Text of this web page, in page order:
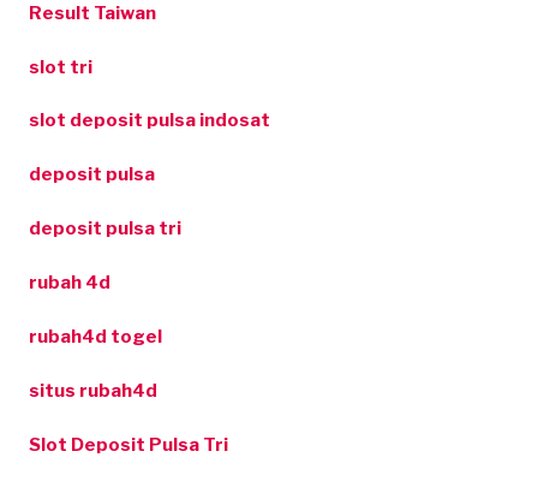
Result Taiwan
slot tri
slot deposit pulsa indosat
deposit pulsa
deposit pulsa tri
rubah 4d
rubah4d togel
situs rubah4d
Slot Deposit Pulsa Tri